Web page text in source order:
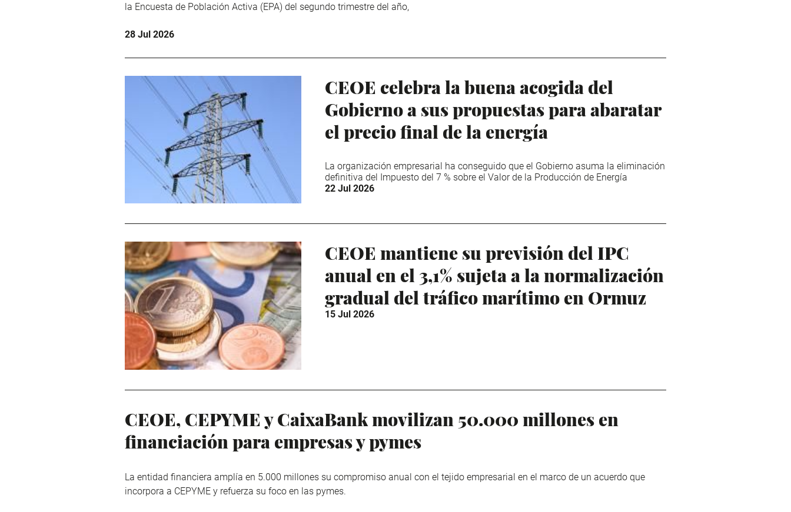
la Encuesta de Población Activa (EPA) del segundo trimestre del año,
28 Jul 2026
CEOE celebra la buena acogida del
Gobierno a sus propuestas para abaratar
el precio final de la energía
La organización empresarial ha conseguido que el Gobierno asuma la eliminación
definitiva del Impuesto del 7 % sobre el Valor de la Producción de Energía
22 Jul 2026
CEOE mantiene su previsión del IPC
anual en el 3,1% sujeta a la normalización
gradual del tráfico marítimo en Ormuz
15 Jul 2026
CEOE, CEPYME y CaixaBank movilizan 50.000 millones en
financiación para empresas y pymes
La entidad financiera amplía en 5.000 millones su compromiso anual con el tejido empresarial en el marco de un acuerdo que
incorpora a CEPYME y refuerza su foco en las pymes.